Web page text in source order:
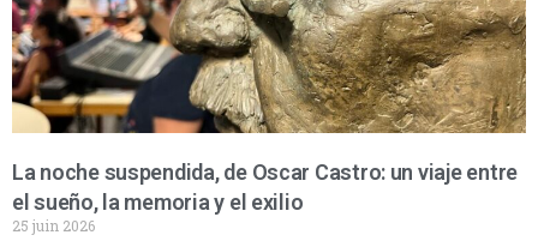
La noche suspendida, de Oscar Castro: un viaje entre
el sueño, la memoria y el exilio
25 juin 2026